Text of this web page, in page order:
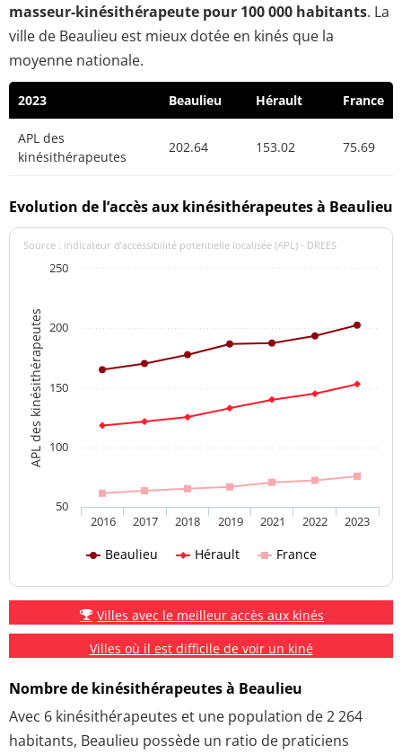
masseur-kinésithérapeute pour 100 000 habitants. La
ville de Beaulieu est mieux dotée en kinés que la
moyenne nationale.
2023 Beaulieu Hérault France
APL des
kinésithérapeutes
202.64 153.02 75.69
Evolution de l’accès aux kinésithérapeutes à Beaulieu
APL des kinésithérapeutes
Source : indicateur d’accessibilité potentielle localisée (APL) - DREES
Beaulieu Hérault France
2016 2017 2018 2019 2021 2022 2023
50
100
150
200
250
Villes avec le meilleur accès aux kinés
Villes où il est difficile de voir un kiné
Nombre de kinésithérapeutes à Beaulieu
Avec 6 kinésithérapeutes et une population de 2 264
habitants, Beaulieu possède un ratio de praticiens